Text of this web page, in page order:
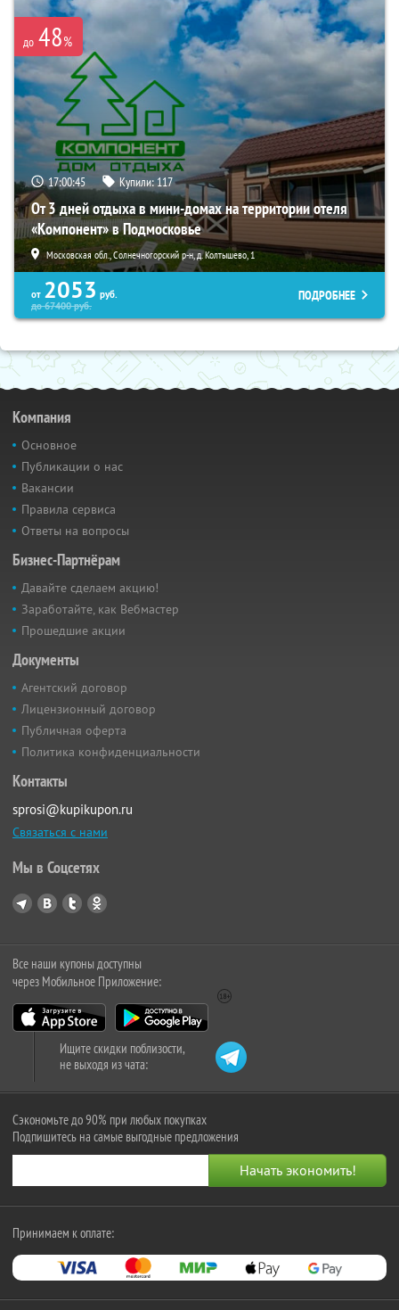
до 48%
17:00:44 Купили: 117
От 3 дней отдыха в мини-домах на территории отеля
«Компонент» в Подмосковье
Московская обл., Солнечногорский р-н, д. Колтышево, 1
от 2053 руб.
до67400руб.
ПОДРОБНЕЕ
Компания
Основное
Публикации о нас
Вакансии
Правила сервиса
Ответы на вопросы
Бизнес-Партнёрам
Давайте сделаем акцию!
Заработайте, как Вебмастер
Прошедшие акции
Документы
Агентский договор
Лицензионный договор
Публичная оферта
Политика конфиденциальности
Контакты
sprosi@kupikupon.ru
Связаться с нами
Мы в Соцсетях
Все наши купоны доступны
через Мобильное Приложение:
Ищите скидки поблизости,
не выходя из чата:
Сэкономьте до 90% при любых покупках
Подпишитесь на самые выгодные предложения
Принимаем к оплате: